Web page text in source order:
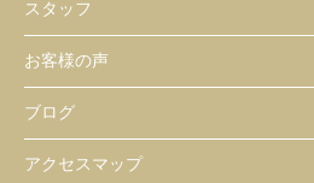
スタッフ
お客様の声
ブログ
アクセスマップ